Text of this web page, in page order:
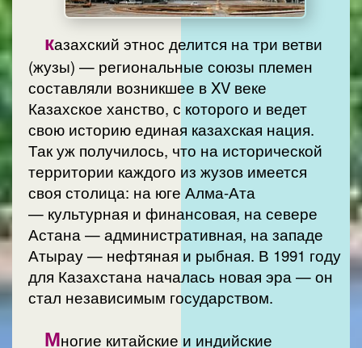
казахский этнос делится на три ветви
(жузы) — региональные союзы племен
составляли возникшее в XV веке
Казахское ханство, с которого и ведет
свою историю единая казахская нация.
Так уж получилось, что на исторической
территории каждого из жузов имеется
своя столица: на юге Алма-Ата
— культурная и финансовая, на севере
Астана — административная, на западе
Атырау — нефтяная и рыбная. В 1991 году
для Казахстана началась новая эра — он
стал независимым государством.
Многие китайские и индийские